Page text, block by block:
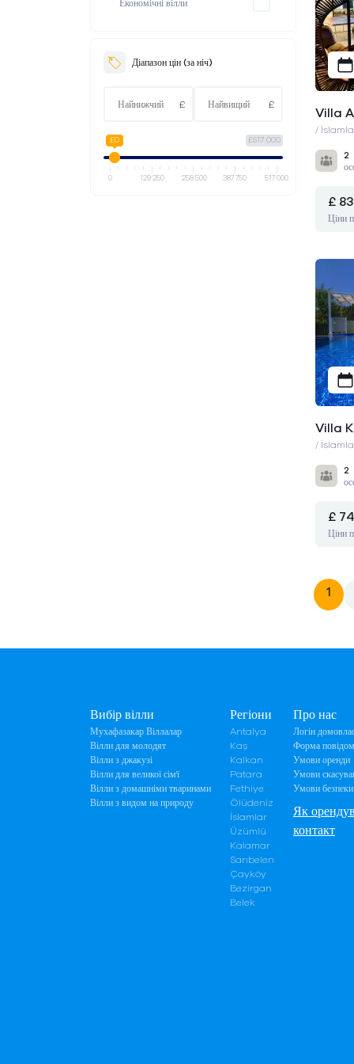
Faralya
Економічні вілли
місяців
Вілли з видом на природу
Діапазон цін (за ніч)
£ £
£517 000
£0
0 129 250 258 500 387 750 517 000
Villa
/
2
£ 83
Ціни
Villa
/
2
£ 74
Ціни
1
Вибір вілли
Мухафазакар Віллалар
Вілли для молодят
Вілли з джакузі
Вілли для великої сім'ї
Вілли з домашніми тваринами
Вілли з видом на природу
Регіони
Antalya
Kaş
Kalkan
Patara
Fethiye
Ölüdeniz
İslamlar
Üzümlü
Kalamar
Sarıbelen
Çayköy
Bezirgan
Belek
Про нас
Логін
Форма
Умови оренди
Умови
Умови безпеки
Як
контакт